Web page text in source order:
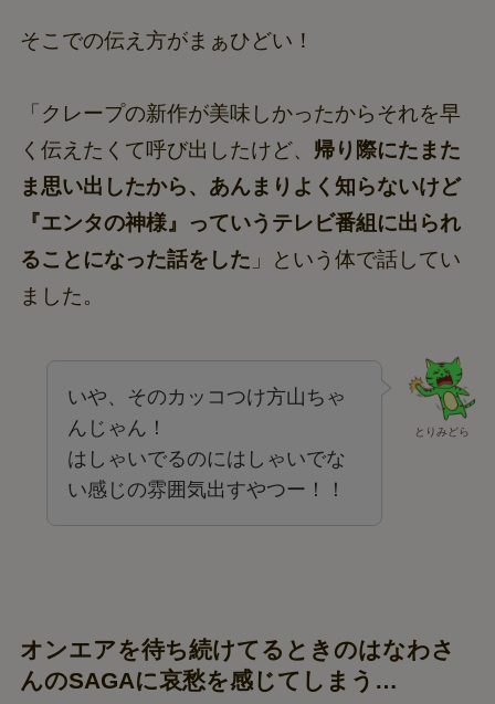
そこでの伝え方がまぁひどい！
「クレープの新作が美味しかったからそれを早
く伝えたくて呼び出したけど、 帰り際にたまた
ま思い出したから、あんまりよく知らないけど
『エンタの神様』っていうテレビ番組に出られ
ることになった話をした 」という体で話してい
ました。
とりみどら
いや、そのカッコつけ方山ちゃ
んじゃん！
はしゃいでるのにはしゃいでな
い感じの雰囲気出すやつー！！
オンエアを待ち続けてるときのはなわさ
んのSAGAに哀愁を感じてしまう…